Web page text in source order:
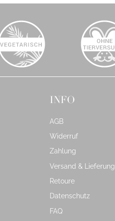
INFO
AGB
Widerruf
Zahlung
Versand & Lieferung
Retoure
Datenschutz
FAQ